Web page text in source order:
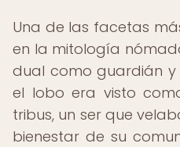
Una de las facetas
en la mitología
dual como guardián y
el lobo era visto
tribus, un ser que
bienestar de su